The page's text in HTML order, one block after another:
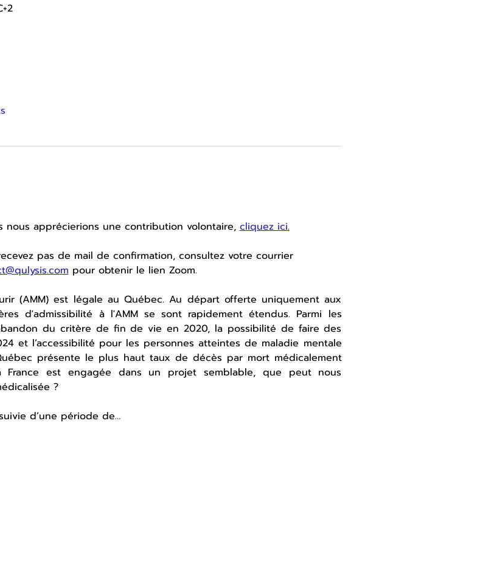
nous apprécierions une contribution volontaire, cliquez ici.
pas de mail de confirmation, consultez votre courrier
pour obtenir le lien Zoom.
(AMM) est légale au Québec. Au départ offerte uniquement aux
d'admissibilité à l'AMM se sont rapidement étendus. Parmi les
du critère de fin de vie en 2020, la possibilité de faire des
et l’accessibilité pour les personnes atteintes de maladie mentale
présente le plus haut taux de décès par mort médicalement
France est engagée dans un projet semblable, que peut nous
?
d’une période de…